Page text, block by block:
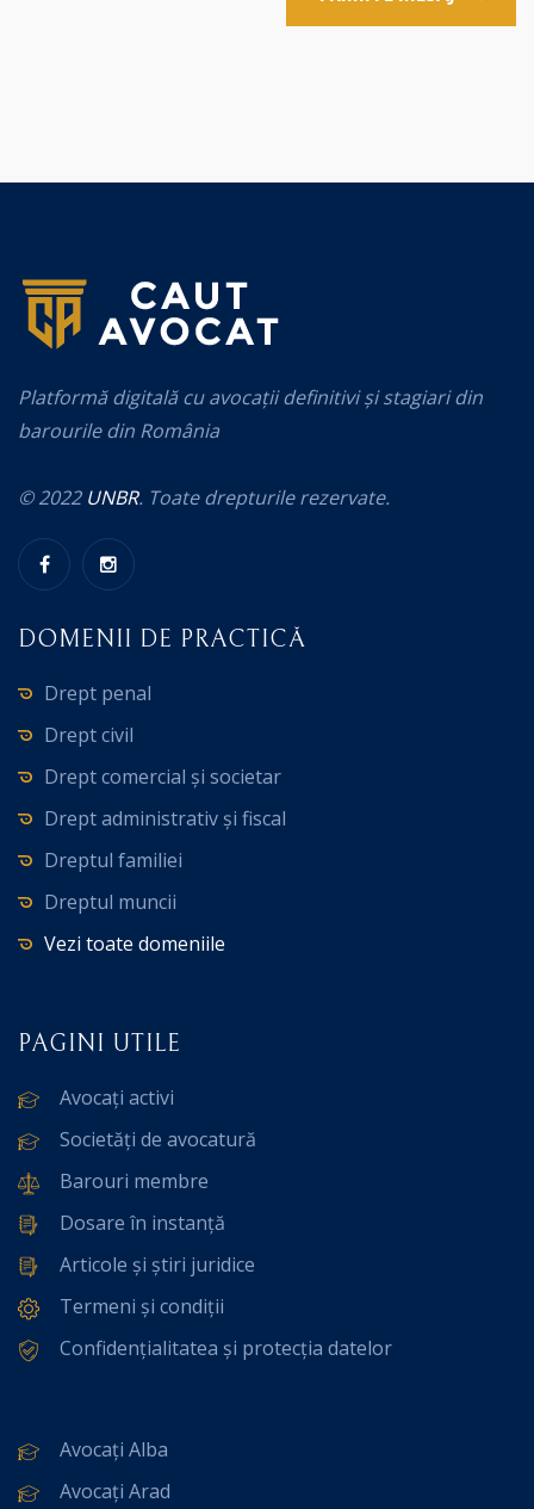
Platformă digitală cu avocații definitivi și stagiari din
barourile din România
© 2022 UNBR. Toate drepturile rezervate.
DOMENII DE PRACTICĂ
Drept penal
Drept civil
Drept comercial și societar
Drept administrativ și fiscal
Dreptul familiei
Dreptul muncii
Vezi toate domeniile
PAGINI UTILE
Avocați activi
Societăți de avocatură
Barouri membre
Dosare în instanță
Articole și știri juridice
Termeni și condiții
Confidențialitatea și protecția datelor
Avocați Alba
Avocați Arad